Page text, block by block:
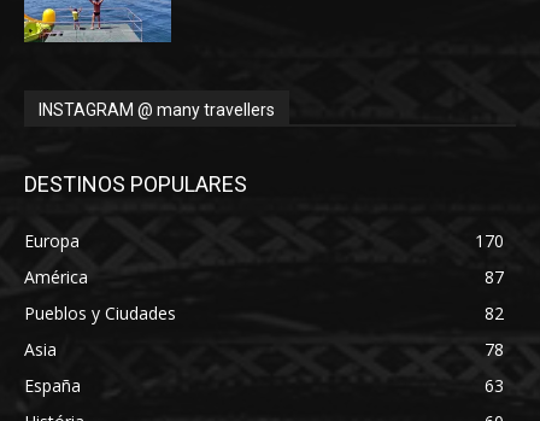
INSTAGRAM @ many travellers
DESTINOS POPULARES
Europa
170
América
87
Pueblos y Ciudades
82
Asia
78
España
63